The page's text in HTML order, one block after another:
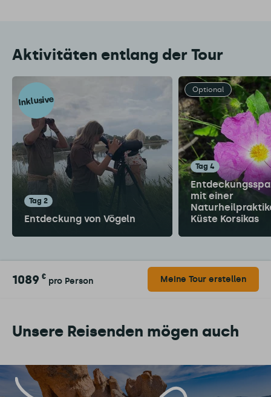
Aktivitäten entlang der Tour
Inklusive
Tag 2
Entdeckung von Vögeln
Optional
Tag 4
mit einer
Küste Korsikas
1089 € pro Person Meine Tour erstellen
Unsere Reisenden mögen auch